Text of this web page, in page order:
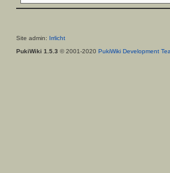
Site admin: Irrlicht
PukiWiki 1.5.3 © 2001-2020 PukiWiki Development